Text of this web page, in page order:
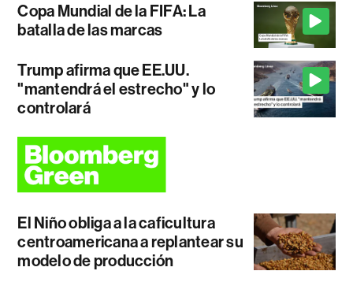
Copa Mundial de la FIFA: La
batalla de las marcas
Trump afirma que EE.UU.
"mantendrá el estrecho" y lo
controlará
El Niño obliga a la caficultura
centroamericana a replantear su
modelo de producción